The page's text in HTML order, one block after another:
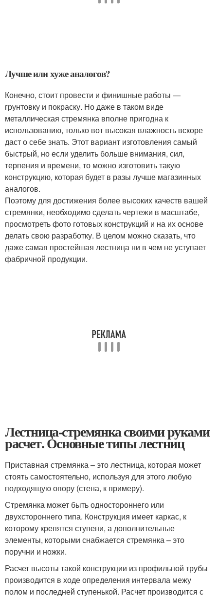
Лучше или хуже аналогов?
Конечно, стоит провести и финишные работы —
грунтовку и покраску. Но даже в таком виде
металлическая стремянка вполне пригодна к
использованию, только вот высокая влажность вскоре
даст о себе знать. Этот вариант изготовления самый
быстрый, но если уделить больше внимания, сил,
терпения и времени, то можно изготовить такую
конструкцию, которая будет в разы лучше магазинных
аналогов.
Поэтому для достижения более высоких качеств вашей
стремянки, необходимо сделать чертежи в масштабе,
просмотреть фото готовых конструкций и на их основе
делать свою разработку. В целом можно сказать, что
даже самая простейшая лестница ни в чем не уступает
фабричной продукции.
Лестница-стремянка своими руками
расчет. Основные типы лестниц
Приставная стремянка – это лестница, которая может
стоять самостоятельно, используя для этого любую
подходящую опору (стена, к примеру).
Стремянка может быть одностороннего или
двухстороннего типа. Конструкция имеет каркас, к
которому крепятся ступени, а дополнительные
элементы, которыми снабжается стремянка – это
поручни и ножки.
Расчет высоты такой конструкции из профильной трубы
производится в ходе определения интервала межу
полом и последней ступенькой. Расчет производится с